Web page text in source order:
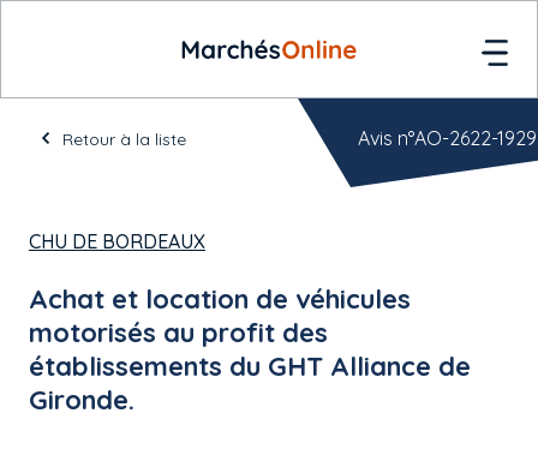
Retour à la liste
CHU DE BORDEAUX
Achat et location de véhicules
motorisés au profit des
établissements du GHT Alliance de
Gironde.
Avis n°AO-2622-1929